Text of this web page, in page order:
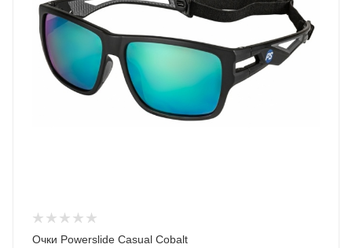
Очки Powerslide Casual Cobalt